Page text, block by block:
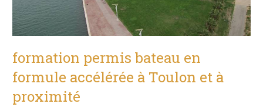
formation permis bateau en
formule accélérée à Toulon et à
proximité